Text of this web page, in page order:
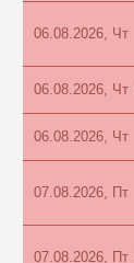
06.08.2026, Чт
06.08.2026, Чт
06.08.2026, Чт
07.08.2026, Пт
07.08.2026, Пт